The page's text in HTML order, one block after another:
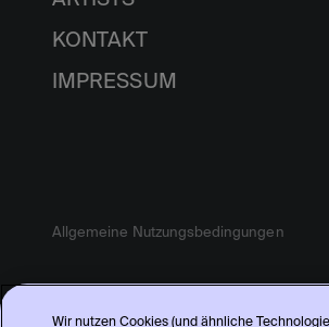
KONTAKT
IMPRESSUM
Allgemeine Nutzungsbedingungen
Wir nutzen Cookies (und ähnliche